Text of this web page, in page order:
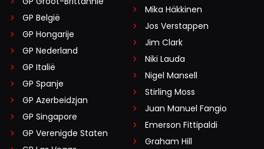
GP België
GP Hongarije
GP Nederland
GP Italië
GP Spanje
GP Azerbeidzjan
GP Singapore
GP Verenigde Staten
Mika Häkkinen
Jos Verstappen
Jim Clark
Niki Lauda
Nigel Mansell
Stirling Moss
Juan Manuel Fangio
Emerson Fittipaldi
Graham Hill